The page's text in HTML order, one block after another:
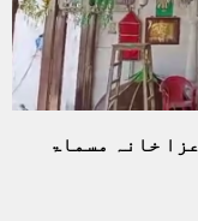
خانہ مسماۃ